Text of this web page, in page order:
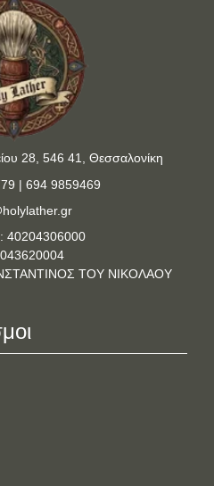
28, 546 41, Θεσσαλονίκη
| 694 9859469
ΤΟΥ ΝΙΚΟΛΑΟΥ